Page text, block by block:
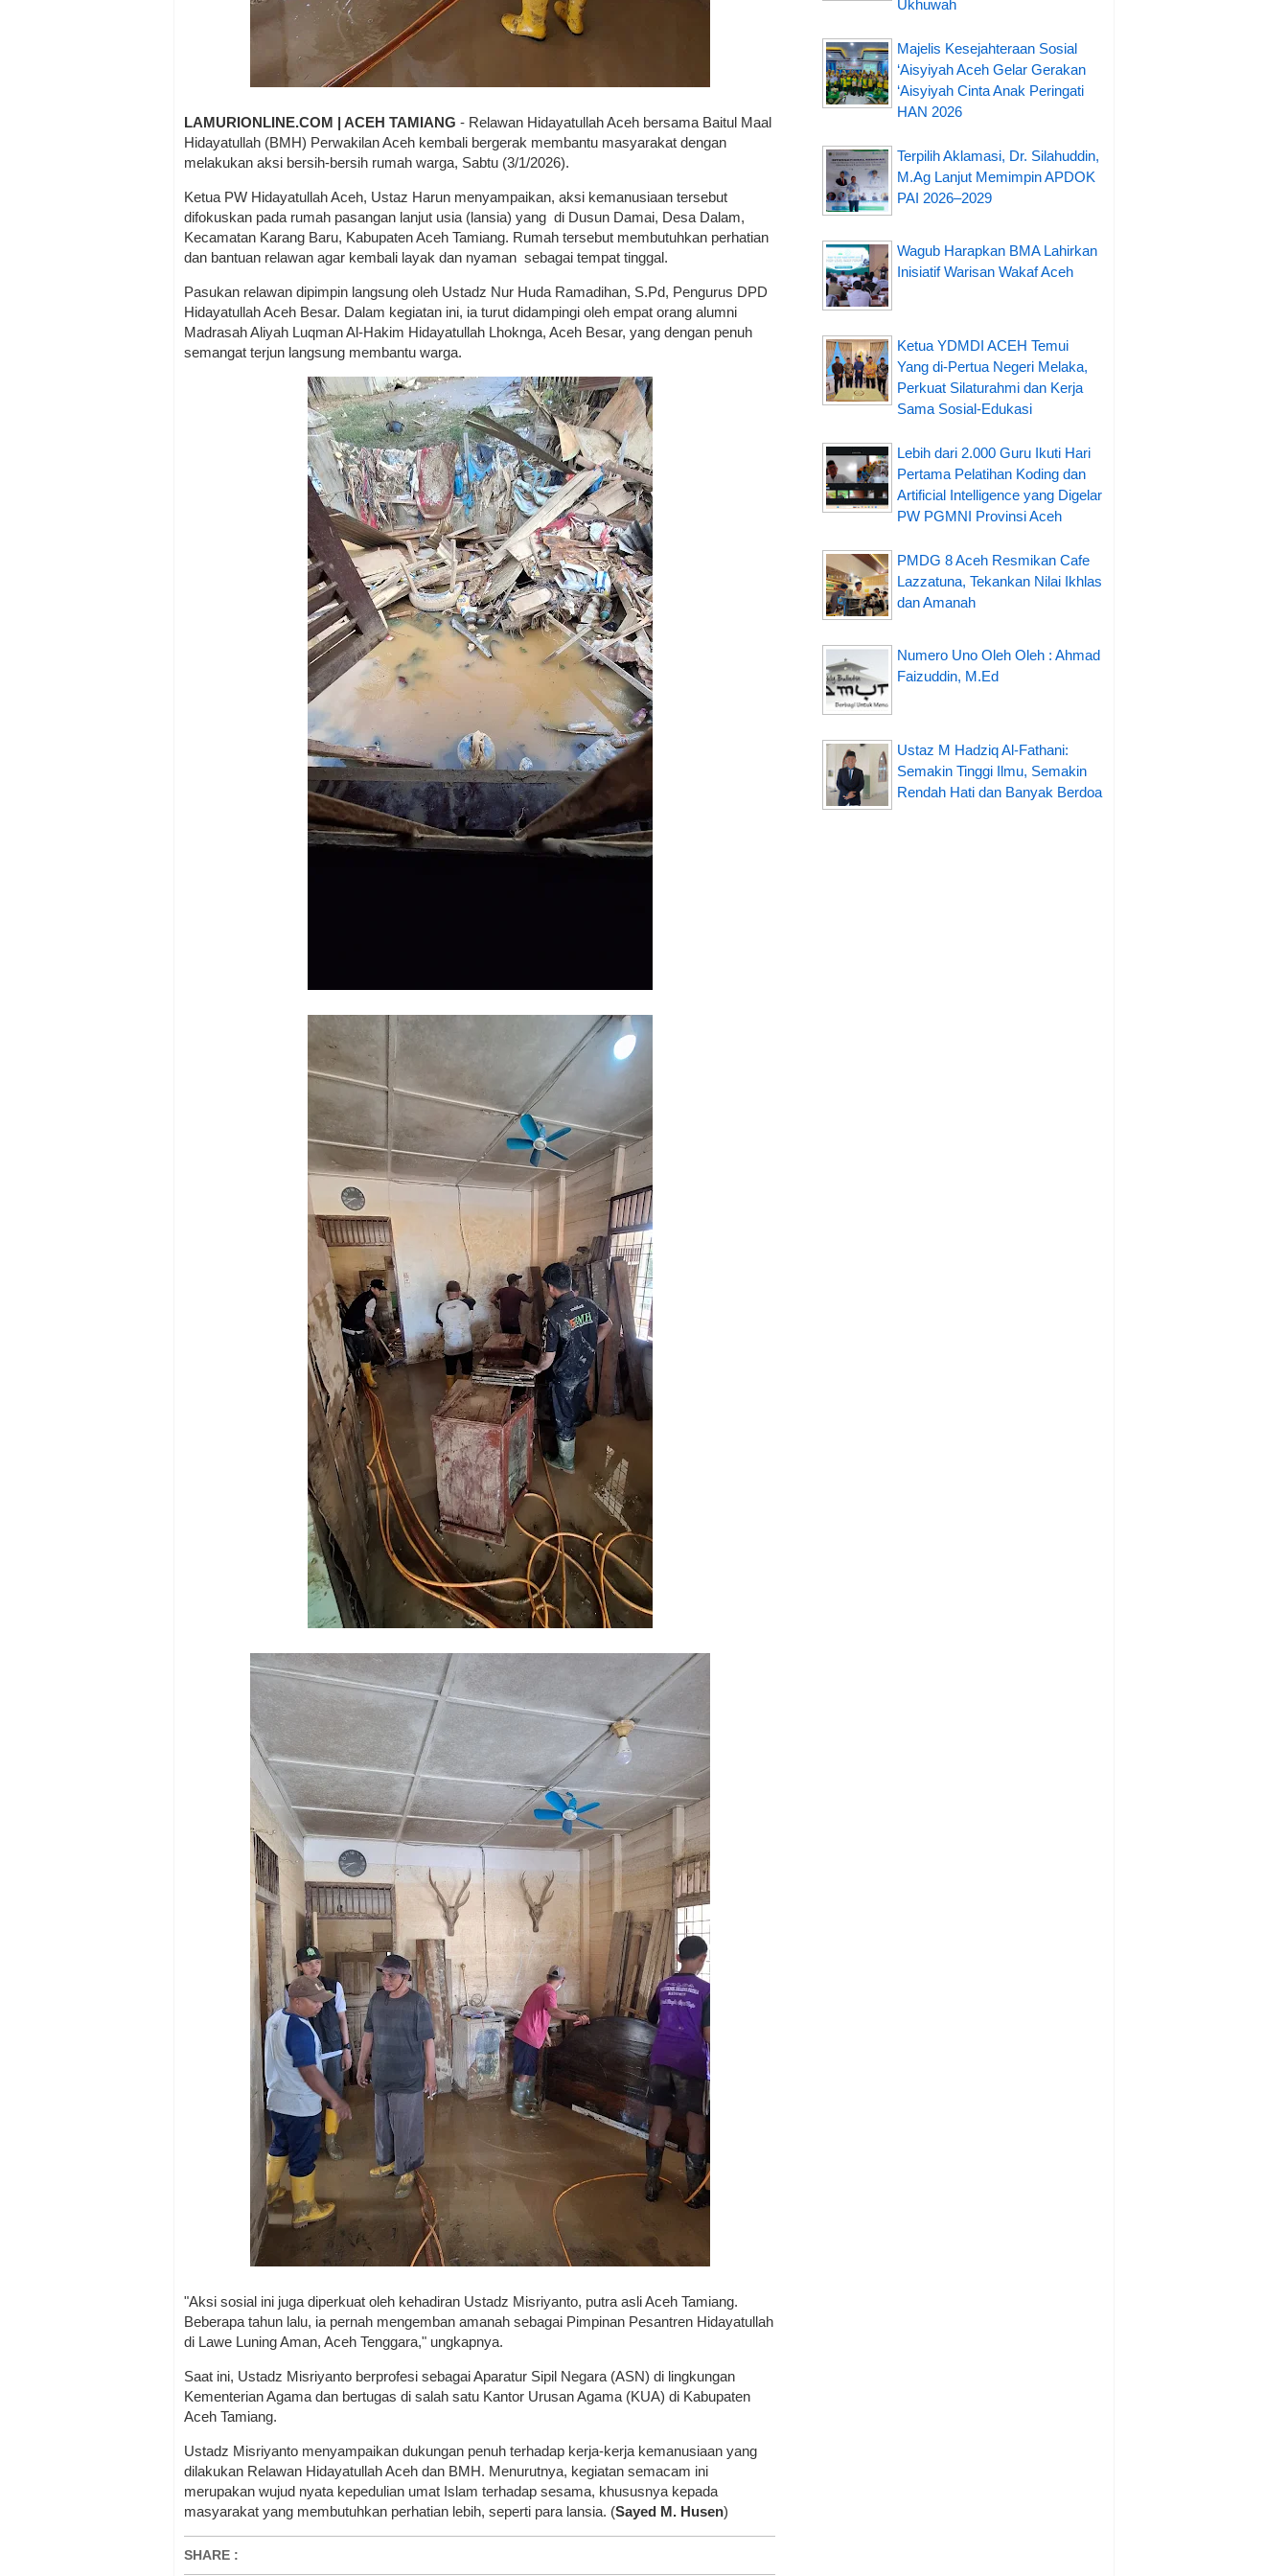
LAMURIONLINE.COM | ACEH TAMIANG - Relawan Hidayatullah Aceh bersama Baitul Maal
Hidayatullah (BMH) Perwakilan Aceh kembali bergerak membantu masyarakat dengan
melakukan aksi bersih-bersih rumah warga, Sabtu (3/1/2026).
Ketua PW Hidayatullah Aceh, Ustaz Harun menyampaikan, aksi kemanusiaan tersebut
difokuskan pada rumah pasangan lanjut usia (lansia) yang di Dusun Damai, Desa Dalam,
Kecamatan Karang Baru, Kabupaten Aceh Tamiang. Rumah tersebut membutuhkan perhatian
dan bantuan relawan agar kembali layak dan nyaman sebagai tempat tinggal.
Pasukan relawan dipimpin langsung oleh Ustadz Nur Huda Ramadihan, S.Pd, Pengurus DPD
Hidayatullah Aceh Besar. Dalam kegiatan ini, ia turut didampingi oleh empat orang alumni
Madrasah Aliyah Luqman Al-Hakim Hidayatullah Lhoknga, Aceh Besar, yang dengan penuh
semangat terjun langsung membantu warga.
"Aksi sosial ini juga diperkuat oleh kehadiran Ustadz Misriyanto, putra asli Aceh Tamiang.
Beberapa tahun lalu, ia pernah mengemban amanah sebagai Pimpinan Pesantren Hidayatullah
di Lawe Luning Aman, Aceh Tenggara," ungkapnya.
Saat ini, Ustadz Misriyanto berprofesi sebagai Aparatur Sipil Negara (ASN) di lingkungan
Kementerian Agama dan bertugas di salah satu Kantor Urusan Agama (KUA) di Kabupaten
Aceh Tamiang.
Ustadz Misriyanto menyampaikan dukungan penuh terhadap kerja-kerja kemanusiaan yang
dilakukan Relawan Hidayatullah Aceh dan BMH. Menurutnya, kegiatan semacam ini
merupakan wujud nyata kepedulian umat Islam terhadap sesama, khususnya kepada
masyarakat yang membutuhkan perhatian lebih, seperti para lansia. (Sayed M. Husen)
SHARE :
Ukhuwah
Majelis Kesejahteraan Sosial
‘Aisyiyah Aceh Gelar Gerakan
‘Aisyiyah Cinta Anak Peringati
HAN 2026
Terpilih Aklamasi, Dr. Silahuddin,
M.Ag Lanjut Memimpin APDOK
PAI 2026–2029
Wagub Harapkan BMA Lahirkan
Inisiatif Warisan Wakaf Aceh
Ketua YDMDI ACEH Temui
Yang di-Pertua Negeri Melaka,
Perkuat Silaturahmi dan Kerja
Sama Sosial-Edukasi
Lebih dari 2.000 Guru Ikuti Hari
Pertama Pelatihan Koding dan
Artificial Intelligence yang Digelar
PW PGMNI Provinsi Aceh
PMDG 8 Aceh Resmikan Cafe
Lazzatuna, Tekankan Nilai Ikhlas
dan Amanah
Numero Uno Oleh Oleh : Ahmad
Faizuddin, M.Ed
Ustaz M Hadziq Al-Fathani:
Semakin Tinggi Ilmu, Semakin
Rendah Hati dan Banyak Berdoa